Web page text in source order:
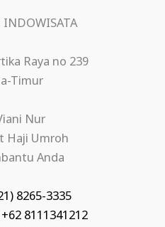
INDOWISATA
Raya no 239
Timur
Nur
Haji Umroh
Anda
8265-3335
+62 8111341212